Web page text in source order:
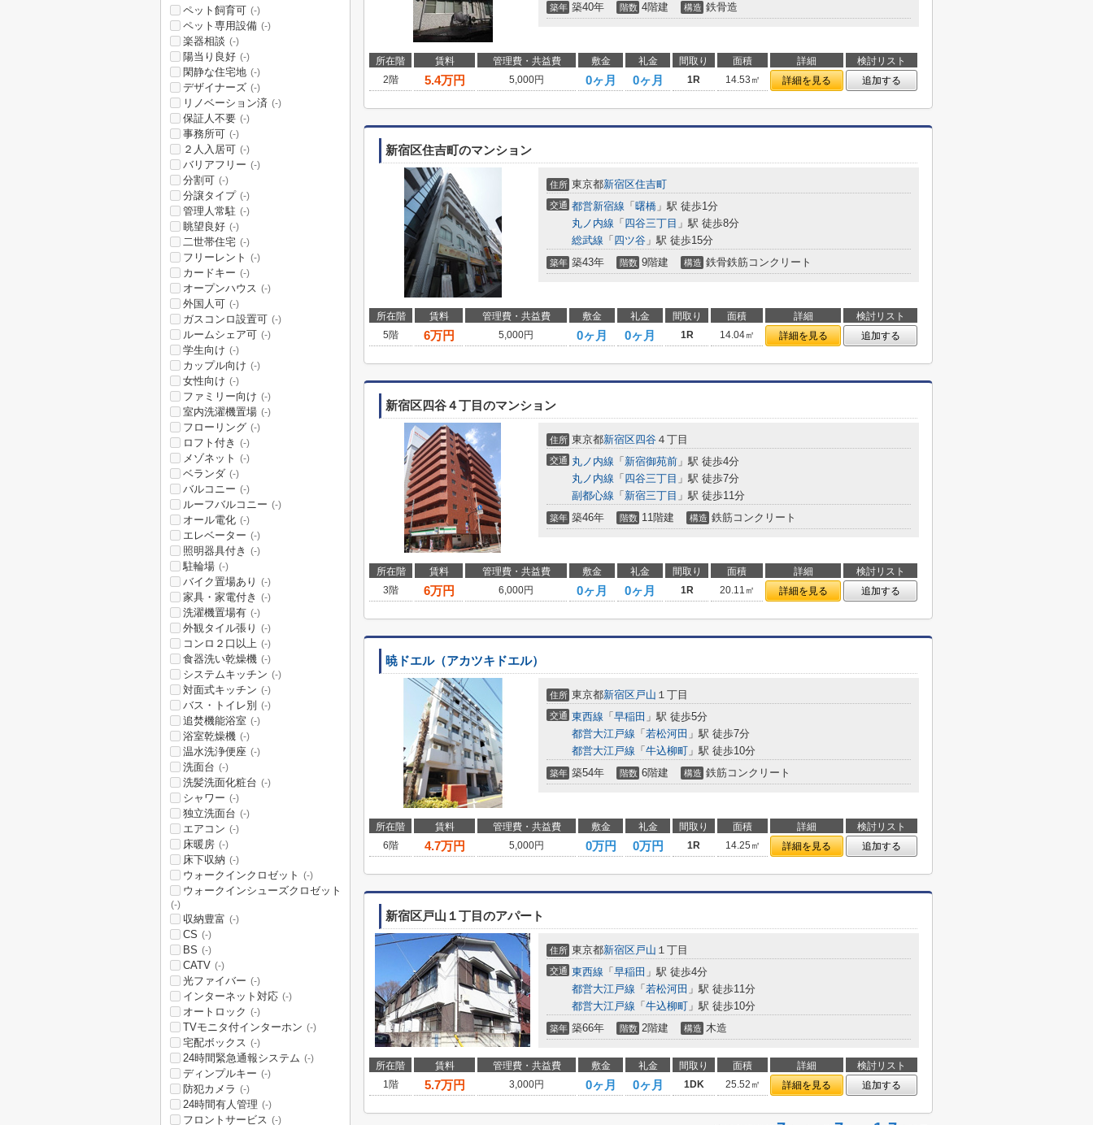
築年 築40年 階数 4階建 構造 鉄骨造
所在階 賃料 管理費・共益費 敷金 礼金 間取り 面積 詳細
検討リスト
2階
5.4万円 5,000円 0ヶ月 0ヶ月 1R 14.53㎡ 詳細を見る 追加する
新宿区住吉町のマンション
住所 東京都新宿区住吉町
交通 都営新宿線 「 曙橋 」駅 徒歩1分
丸ノ内線 「 四谷三丁目 」駅 徒歩8分
総武線 「 四ツ谷 」駅 徒歩15分
築年 築43年 階数 9階建 構造 鉄骨鉄筋コンクリート
所在階 賃料 管理費・共益費 敷金 礼金 間取り 面積 詳細
検討リスト
5階
6万円 5,000円 0ヶ月 0ヶ月 1R 14.04㎡ 詳細を見る 追加する
新宿区四谷４丁目のマンション
住所 東京都新宿区四谷 ４丁目
交通 丸ノ内線 「 新宿御苑前 」駅 徒歩4分
丸ノ内線 「 四谷三丁目 」駅 徒歩7分
副都心線 「 新宿三丁目 」駅 徒歩11分
築年 築46年 階数 11階建 構造 鉄筋コンクリート
所在階 賃料 管理費・共益費 敷金 礼金 間取り 面積 詳細
検討リスト
3階
6万円 6,000円 0ヶ月 0ヶ月 1R 20.11㎡ 詳細を見る 追加する
暁ドエル（アカツキドエル）
住所 東京都新宿区戸山 １丁目
交通 東西線 「 早稲田 」駅 徒歩5分
都営大江戸線 「 若松河田 」駅 徒歩7分
都営大江戸線 「 牛込柳町 」駅 徒歩10分
築年 築54年 階数 6階建 構造 鉄筋コンクリート
所在階 賃料 管理費・共益費 敷金 礼金 間取り 面積 詳細
検討リスト
6階
4.7万円 5,000円 0万円 0万円 1R 14.25㎡ 詳細を見る 追加する
新宿区戸山１丁目のアパート
住所 東京都新宿区戸山 １丁目
交通 東西線 「 早稲田 」駅 徒歩4分
都営大江戸線 「 若松河田 」駅 徒歩11分
都営大江戸線 「 牛込柳町 」駅 徒歩10分
築年 築66年 階数 2階建 構造 木造
所在階 賃料 管理費・共益費 敷金 礼金 間取り 面積 詳細
検討リスト
1階
5.7万円 3,000円 0ヶ月 0ヶ月 1DK 25.52㎡ 詳細を見る 追加する
ペット飼育可 (-)
ペット専用設備 (-)
楽器相談 (-)
陽当り良好 (-)
閑静な住宅地 (-)
デザイナーズ (-)
リノベーション済 (-)
保証人不要 (-)
事務所可 (-)
２人入居可 (-)
バリアフリー (-)
分割可 (-)
分譲タイプ (-)
管理人常駐 (-)
眺望良好 (-)
二世帯住宅 (-)
フリーレント (-)
カードキー (-)
オープンハウス (-)
外国人可 (-)
ガスコンロ設置可 (-)
ルームシェア可 (-)
学生向け (-)
カップル向け (-)
女性向け (-)
ファミリー向け (-)
室内洗濯機置場 (-)
フローリング (-)
ロフト付き (-)
メゾネット (-)
ベランダ (-)
バルコニー (-)
ルーフバルコニー (-)
オール電化 (-)
エレベーター (-)
照明器具付き (-)
駐輪場 (-)
バイク置場あり (-)
家具・家電付き (-)
洗濯機置場有 (-)
外観タイル張り (-)
コンロ２口以上 (-)
食器洗い乾燥機 (-)
システムキッチン (-)
対面式キッチン (-)
バス・トイレ別 (-)
追焚機能浴室 (-)
浴室乾燥機 (-)
温水洗浄便座 (-)
洗面台 (-)
洗髪洗面化粧台 (-)
シャワー (-)
独立洗面台 (-)
エアコン (-)
床暖房 (-)
床下収納 (-)
ウォークインクロゼット (-)
ウォークインシューズクロゼット
(-)
収納豊富 (-)
CS (-)
BS (-)
CATV (-)
光ファイバー (-)
インターネット対応 (-)
オートロック (-)
TVモニタ付インターホン (-)
宅配ボックス (-)
24時間緊急通報システム (-)
ディンプルキー (-)
防犯カメラ (-)
24時間有人管理 (-)
フロントサービス (-)